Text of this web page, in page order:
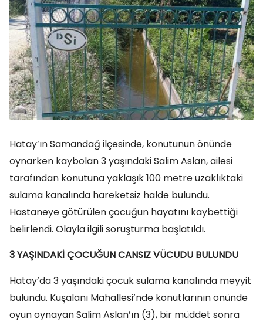
Hatay’ın Samandağ ilçesinde, konutunun önünde
oynarken kaybolan 3 yaşındaki Salim Aslan, ailesi
tarafından konutuna yaklaşık 100 metre uzaklıktaki
sulama kanalında hareketsiz halde bulundu.
Hastaneye götürülen çocuğun hayatını kaybettiği
belirlendi. Olayla ilgili soruşturma başlatıldı.
3 YAŞINDAKİ ÇOCUĞUN CANSIZ VÜCUDU BULUNDU
Hatay’da 3 yaşındaki çocuk sulama kanalında meyyit
bulundu. Kuşalanı Mahallesi’nde konutlarının önünde
oyun oynayan Salim Aslan’ın (3), bir müddet sonra